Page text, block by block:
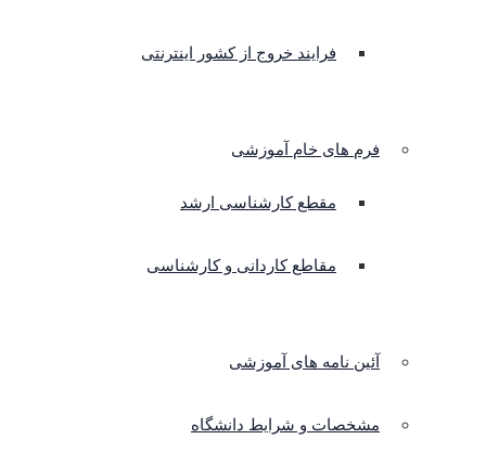
فرایند خروج از کشور اینترنتی
فرم های خام آموزشی
مقطع کارشناسی ارشد
مقاطع کاردانی و کارشناسی
آئین نامه های آموزشی
مشخصات و شرایط دانشگاه